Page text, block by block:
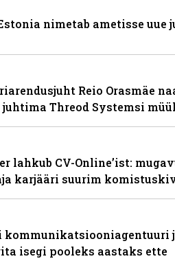
nimetab ametisse uue
Reio Orasmäe
Threod Systemsi
lahkub CV-Online’ist:
karjääri suurim
kommunikatsiooniagentuuri
isegi pooleks aastaks ette